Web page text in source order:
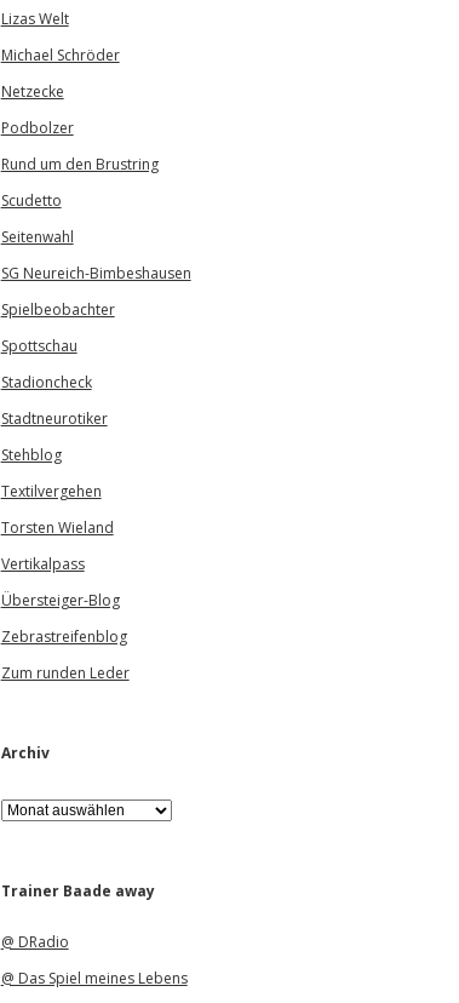
Lizas Welt
Michael Schröder
Netzecke
Podbolzer
Rund um den Brustring
Scudetto
Seitenwahl
SG Neureich-Bimbeshausen
Spielbeobachter
Spottschau
Stadioncheck
Stadtneurotiker
Stehblog
Textilvergehen
Torsten Wieland
Vertikalpass
Übersteiger-Blog
Zebrastreifenblog
Zum runden Leder
Archiv
A
r
iTrainer Baade away
@ DRadio
@ Das Spiel meines Lebens